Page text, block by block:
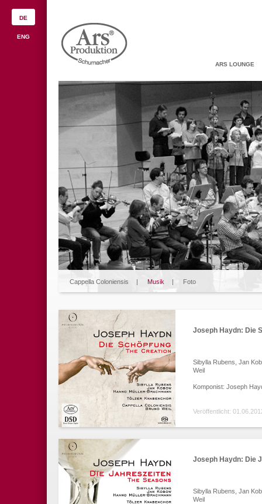
DE
ENG
ARS LOUNGE
Cappella Coloniensis | Musik | Foto
Joseph Haydn: Die
Sibylla Rubens, Jan
Weil
Komponist: Joseph
Veröffentlicht:
Joseph Haydn: Die
Sibylla Rubens, Jan
Weil